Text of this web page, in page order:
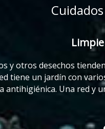
con frecuencia. Esto
a tener agua en la